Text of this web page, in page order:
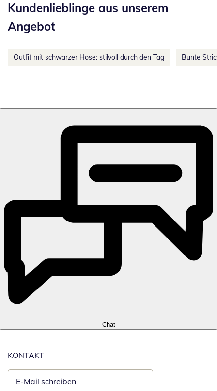
Kundenlieblinge aus unserem
Angebot
Outfit mit schwarzer Hose: stilvoll durch den Tag Bunte
Chat
KONTAKT
E-Mail schreiben
Öffnet E-Mail-Client